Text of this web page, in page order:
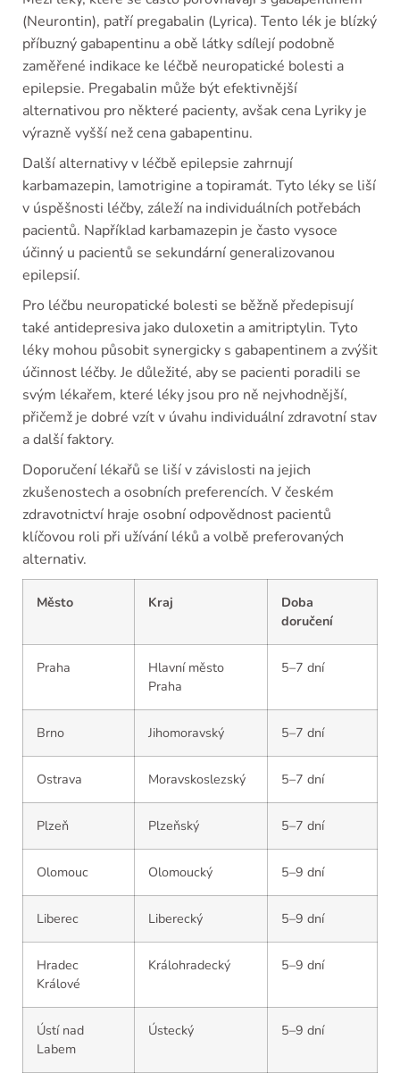
(Neurontin), patří pregabalin (Lyrica). Tento lék je blízký
příbuzný gabapentinu a obě látky sdílejí podobně
zaměřené indikace ke léčbě neuropatické bolesti a
epilepsie. Pregabalin může být efektivnější
alternativou pro některé pacienty, avšak cena Lyriky je
výrazně vyšší než cena gabapentinu.
Další alternativy v léčbě epilepsie zahrnují
karbamazepin, lamotrigine a topiramát. Tyto léky se liší
v úspěšnosti léčby, záleží na individuálních potřebách
pacientů. Například karbamazepin je často vysoce
účinný u pacientů se sekundární generalizovanou
epilepsií.
Pro léčbu neuropatické bolesti se běžně předepisují
také antidepresiva jako duloxetin a amitriptylin. Tyto
léky mohou působit synergicky s gabapentinem a zvýšit
účinnost léčby. Je důležité, aby se pacienti poradili se
svým lékařem, které léky jsou pro ně nejvhodnější,
přičemž je dobré vzít v úvahu individuální zdravotní stav
a další faktory.
Doporučení lékařů se liší v závislosti na jejich
zkušenostech a osobních preferencích. V českém
zdravotnictví hraje osobní odpovědnost pacientů
klíčovou roli při užívání léků a volbě preferovaných
alternativ.
Město Kraj
Doba
doručení
Praha
Hlavní město
Praha
5–7 dní
Brno Jihomoravský 5–7 dní
Ostrava Moravskoslezský 5–7 dní
Plzeň Plzeňský 5–7 dní
Olomouc Olomoucký 5–9 dní
Liberec Liberecký 5–9 dní
Hradec
Králové
Králohradecký 5–9 dní
Ústí nad
Labem
Ústecký 5–9 dní